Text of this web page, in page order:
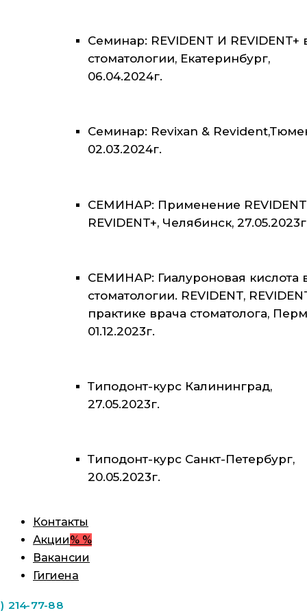
Семинар: REVIDENT И REVIDENT+
стоматологии, Екатеринбург,
06.04.2024г.
Семинар: Revixan &
02.03.2024г.
СЕМИНАР: Применение
REVIDENT+, Челябинск,
СЕМИНАР: Гиалуроновая кислота
стоматологии. REVIDENT,
практике врача стоматолога,
01.12.2023г.
Типодонт-курс Калининград,
27.05.2023г.
Типодонт-курс Санкт-Петербург,
20.05.2023г.
Контакты
Акции% %
Вакансии
Гигиена
214-77-88